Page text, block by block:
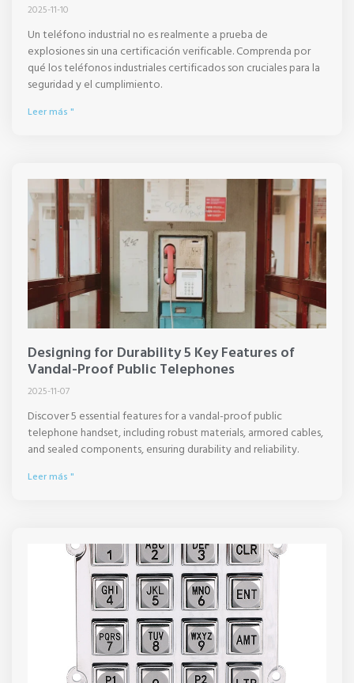
2025-11-10
Un teléfono industrial no es realmente a prueba de
explosiones sin una certificación verificable. Comprenda por
qué los teléfonos industriales certificados son cruciales para la
seguridad y el cumplimiento.
Leer más "
Designing for Durability 5 Key Features of
Vandal-Proof Public Telephones
2025-11-07
Discover 5 essential features for a vandal-proof public
telephone handset, including robust materials, armored cables,
and sealed components, ensuring durability and reliability.
Leer más "